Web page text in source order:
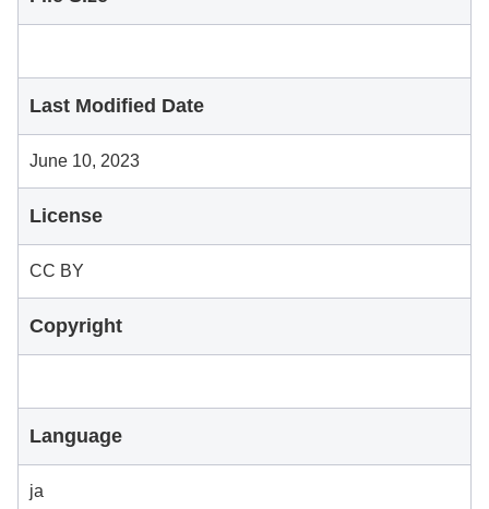
Last Modified Date
June 10, 2023
License
CC BY
Copyright
Language
ja